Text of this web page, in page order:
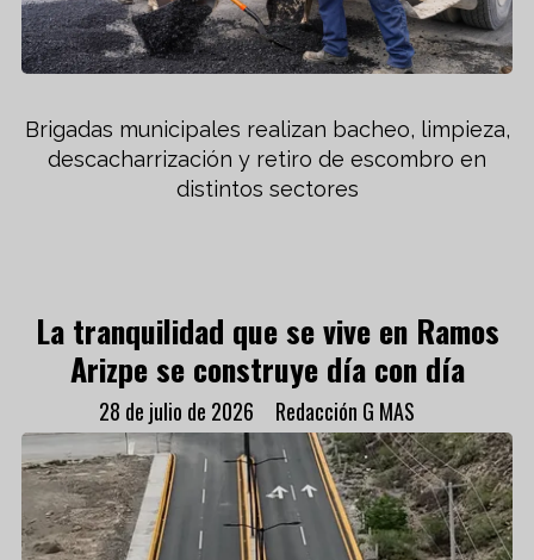
Brigadas municipales realizan bacheo, limpieza,
descacharrización y retiro de escombro en
distintos sectores
La tranquilidad que se vive en Ramos
Arizpe se construye día con día
Redacción G MAS
28 de julio de 2026